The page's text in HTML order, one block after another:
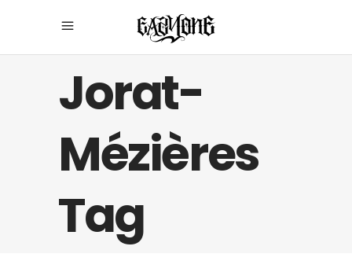
Jorat-
Mézières
Tag